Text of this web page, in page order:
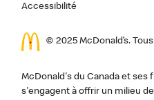
Accessibilité
© 2025 McDonald’s.
McDonald's du Canada et ses
s'engagent à offrir un milieu